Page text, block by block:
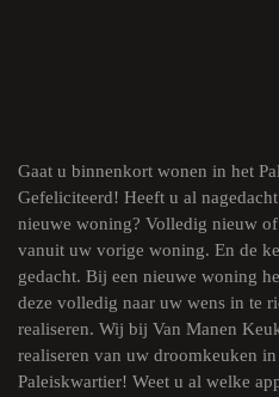
Gaat u binnenkort wonen in het
Gefeliciteerd! Heeft u al
nieuwe woning? Volledig nieuw of
vanuit uw vorige woning. En de
gedacht. Bij een nieuwe woning
deze volledig naar uw wens in te
realiseren. Wij bij Van Manen
realiseren van uw droomkeuken
Paleiskwartier! Weet u al welke